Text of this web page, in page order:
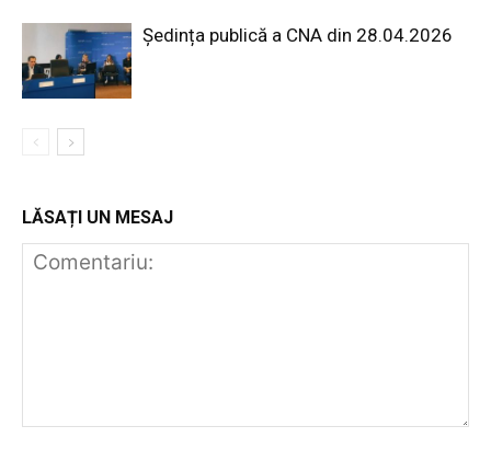
Ședința publică a CNA din 28.04.2026
LĂSAȚI UN MESAJ